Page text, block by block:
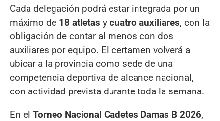
Cada delegación podrá estar integrada por un
máximo de 18 atletas y cuatro auxiliares, con la
obligación de contar al menos con dos
auxiliares por equipo. El certamen volverá a
ubicar a la provincia como sede de una
competencia deportiva de alcance nacional,
con actividad prevista durante toda la semana.
En el Torneo Nacional Cadetes Damas B 2026,